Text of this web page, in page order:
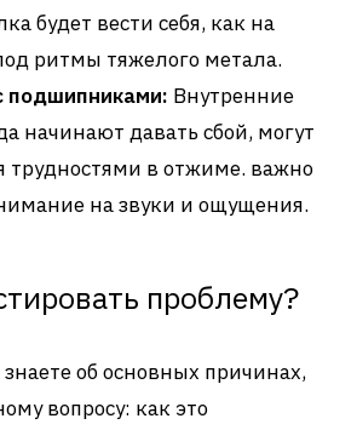
будет вести себя, как на
ритмы тяжелого метала.
подшипниками: Внутренние
начинают давать сбой, могут
трудностями в отжиме. важно
на звуки и ощущения.
проблему?
об основных причинах,
вопросу: как это